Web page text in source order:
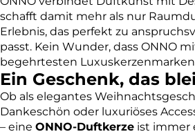
schafft damit mehr als nur
Erlebnis, das perfekt zu
passt. Kein Wunder, dass ONNO
begehrtesten
Ein Geschenk, das
Ob als elegantes
Dankeschön oder luxuriöses
– eine ONNO-Duftkerze ist immer